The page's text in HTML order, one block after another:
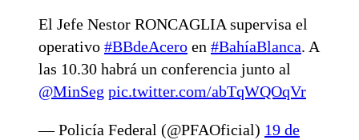
El Jefe Nestor RONCAGLIA supervisa el
operativo #BBdeAcero en #BahíaBlanca. A
las 10.30 habrá un conferencia junto al
@MinSeg pic.twitter.com/abTqWQOqVr
— Policía Federal (@PFAOficial) 19 de